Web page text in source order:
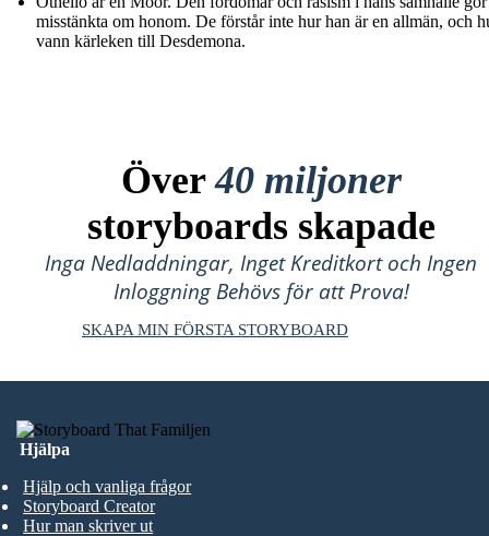
misstänkta om honom. De förstår inte hur han är en allmän, och
vann kärleken till Desdemona.
Över40 miljoner
storyboards skapade
Inga Nedladdningar, Inget Kreditkort och Ingen
Inloggning Behövs för att Prova!
SKAPA MIN FÖRSTA STORYBOARD
Hjälpa
Hjälp och vanliga frågor
Storyboard Creator
Hur man skriver ut